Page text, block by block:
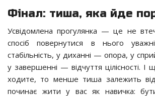
Фінал: тиша, яка йде
Усвідомлена прогулянка — це не
спосіб повернутися в нього
стабільність, у диханні — опора, у
у завершенні — відчуття цілісності. І
ходите, то менше тиша залежить
починає жити у вас як навичка: